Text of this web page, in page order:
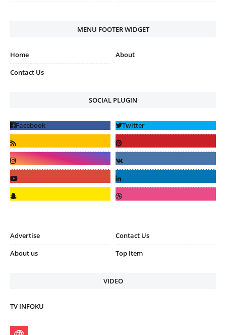
MENU FOOTER WIDGET
Home
About
Contact Us
SOCIAL PLUGIN
Advertise
Contact Us
About us
Top Item
VIDEO
TV INFOKU